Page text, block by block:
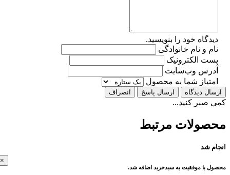
خود را بنویسید.
و نام خانوادگی
الکترونیک
وب‌سایت
شما به محصول
دیدگاه ارسال پاسخ انصراف
کنید...
مرتبط
شد
با موفقیت به سبدخرید اضافه شد.